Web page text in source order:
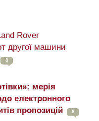
Rover
другої машини
8
мерія
електронного
пропозицій
6